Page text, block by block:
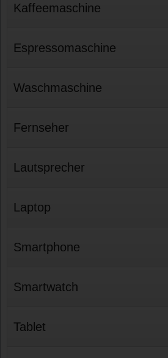
Kaffeemaschine
Espressomaschine
Waschmaschine
Fernseher
Lautsprecher
Laptop
Smartphone
Smartwatch
Tablet